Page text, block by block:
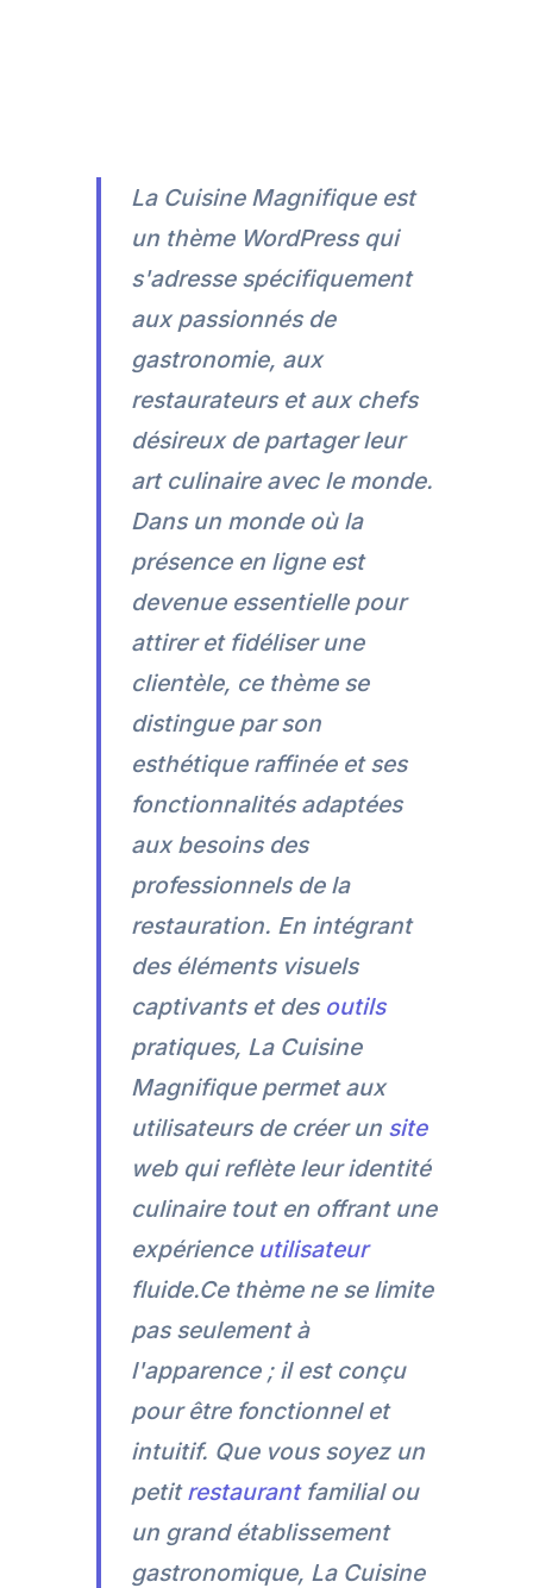
La Cuisine Magnifique est
un thème WordPress qui
s'adresse spécifiquement
aux passionnés de
gastronomie, aux
restaurateurs et aux chefs
désireux de partager leur
art culinaire avec le monde.
Dans un monde où la
présence en ligne est
devenue essentielle pour
attirer et fidéliser une
clientèle, ce thème se
distingue par son
esthétique raffinée et ses
fonctionnalités adaptées
aux besoins des
professionnels de la
restauration. En intégrant
des éléments visuels
captivants et des outils
pratiques, La Cuisine
Magnifique permet aux
utilisateurs de créer un site
web qui reflète leur identité
culinaire tout en offrant une
expérience utilisateur
fluide.Ce thème ne se limite
pas seulement à
l'apparence ; il est conçu
pour être fonctionnel et
intuitif. Que vous soyez un
petitrestaurantfamilial ou
un grand établissement
gastronomique, La Cuisine